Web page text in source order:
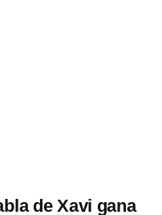
de Xavi gana